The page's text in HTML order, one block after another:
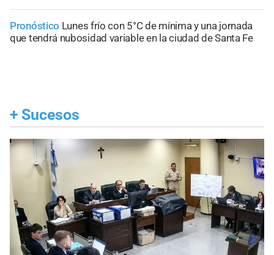
Pronóstico Lunes frío con 5°C de mínima y una jornada
que tendrá nubosidad variable en la ciudad de Santa Fe
+ Sucesos